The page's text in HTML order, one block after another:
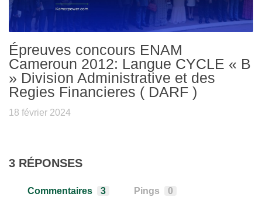
Épreuves concours ENAM
Cameroun 2012: Langue CYCLE « B
» Division Administrative et des
Regies Financieres ( DARF )
18 février 2024
3 RÉPONSES
Commentaires 3 Pings 0